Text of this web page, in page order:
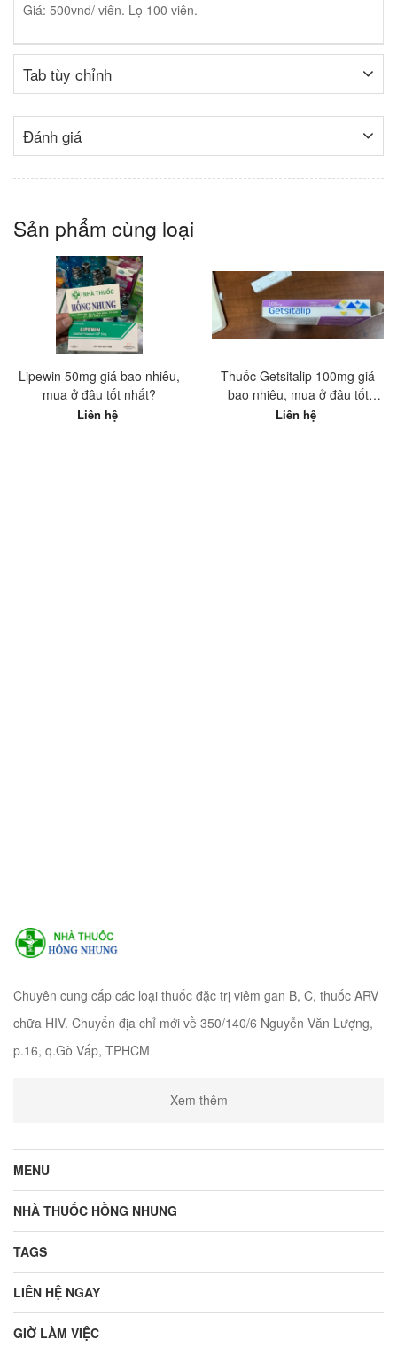
Giá: 500vnd/ viên. Lọ 100 viên.
Tab tùy chỉnh
Đánh giá
Sản phẩm cùng loại
Lipewin 50mg giá bao nhiêu,
mua ở đâu tốt nhất?
Liên hệ
Thuốc Getsitalip 100mg giá
bao nhiêu, mua ở đâu tốt
nhất?
Liên hệ
Chuyên cung cấp các loại thuốc đặc trị viêm gan B, C, thuốc ARV
chữa HIV. Chuyển địa chỉ mới về 350/140/6 Nguyễn Văn Lượng,
p.16, q.Gò Vấp, TPHCM
Xem thêm
MENU
NHÀ THUỐC HỒNG NHUNG
TAGS
LIÊN HỆ NGAY
GIỜ LÀM VIỆC